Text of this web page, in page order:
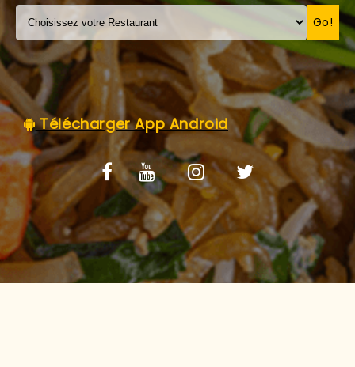
C.G.V
Go!
Télécharger App Android